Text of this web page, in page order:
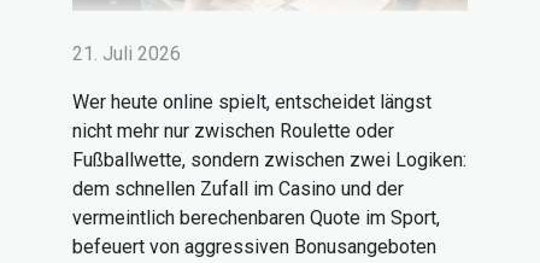
21. Juli 2026
Wer heute online spielt, entscheidet längst
nicht mehr nur zwischen Roulette oder
Fußballwette, sondern zwischen zwei Logiken:
dem schnellen Zufall im Casino und der
vermeintlich berechenbaren Quote im Sport,
befeuert von aggressiven Bonusangeboten